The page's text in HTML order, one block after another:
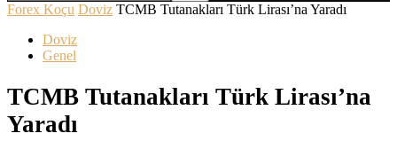
Forex Koçu Doviz TCMB Tutanakları Türk Lirası’na Yaradı
Doviz
Genel
TCMB Tutanakları Türk Lirası’na
Yaradı